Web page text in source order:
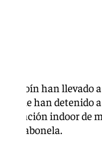
de Coín han llevado
la que han
indoor de